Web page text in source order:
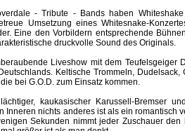
- Tribute - Bands haben
Umsetzung eines Whitesnake-
Eine den Vorbildern entsprechende
druckvolle Sound des Originals.
Liveshow mit dem Teufelsgeiger
Keltische Trommeln, Dudelsack,
bei G.O.D. zum Einsatz kommen.
kaukasischer Karussell-Bremser
nichts anderes ist als ein romantisch
Sekunden nimmt jeder Zuschauer den